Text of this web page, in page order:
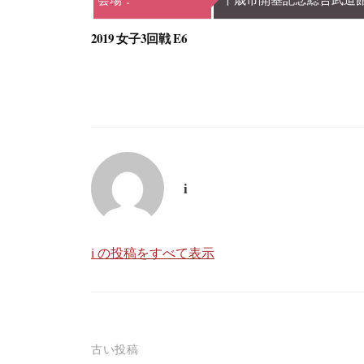
2019 女子3回戦 E6
i
i の投稿をすべて表示
投
古い投稿